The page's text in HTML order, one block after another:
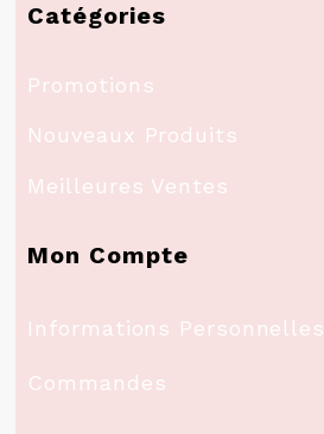
Catégories
Promotions
Nouveaux Produits
Meilleures Ventes
Mon Compte
Informations Personnelles
Commandes